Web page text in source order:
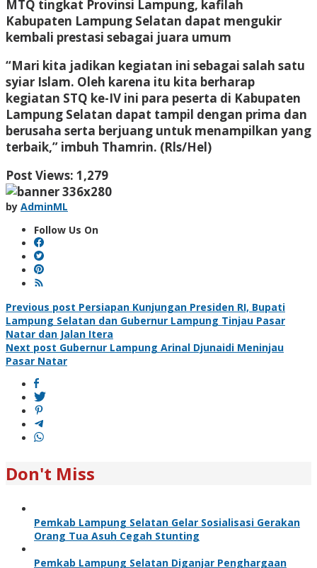
MTQ tingkat Provinsi Lampung, kafilah
Kabupaten Lampung Selatan dapat mengukir
kembali prestasi sebagai juara umum
“Mari kita jadikan kegiatan ini sebagai salah satu
syiar Islam. Oleh karena itu kita berharap
kegiatan STQ ke-IV ini para peserta di Kabupaten
Lampung Selatan dapat tampil dengan prima dan
berusaha serta berjuang untuk menampilkan yang
terbaik,” imbuh Thamrin. (Rls/Hel)
Post Views: 1,279
by AdminML
Follow Us On
Post
navigation
Previous post Persiapan Kunjungan Presiden RI, Bupati
Lampung Selatan dan Gubernur Lampung Tinjau Pasar
Natar dan Jalan Itera
Next post Gubernur Lampung Arinal Djunaidi Meninjau
Pasar Natar
Don't Miss
Pemkab Lampung Selatan Gelar Sosialisasi Gerakan
Orang Tua Asuh Cegah Stunting
Pemkab Lampung Selatan Diganjar Penghargaan